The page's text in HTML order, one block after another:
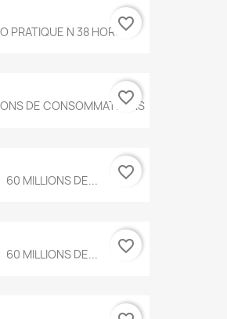
PRATIQUE N 38 HORS...
favorite_border
DE CONSOMMATEURS
favorite_border
60 MILLIONS DE... favorite_border
60 MILLIONS DE... favorite_border